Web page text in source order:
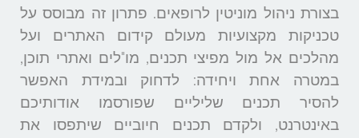
בצורת ניהול מוניטין לרופאים. פתרון זה מבוסס על
טכניקות מקצועיות מעולם קידום האתרים ועל
מהלכים אל מול מפיצי תכנים, מו"לים ואתרי תוכן,
במטרה אחת ויחידה: לדחוק ובמידת האפשר
להסיר תכנים שליליים שפורסמו אודותיכם
באינטרנט, ולקדם תכנים חיוביים שיתפסו את